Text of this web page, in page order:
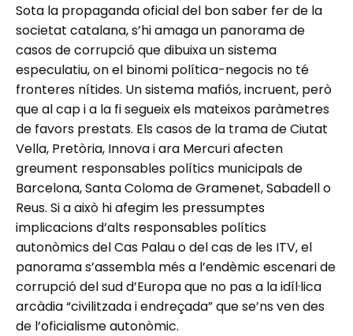
Sota la propaganda oficial del bon saber fer de la
societat catalana, s’hi amaga un panorama de
casos de corrupció que dibuixa un sistema
especulatiu, on el binomi política-negocis no té
fronteres nítides. Un sistema mafiós, incruent, però
que al cap i a la fi segueix els mateixos paràmetres
de favors prestats. Els casos de la trama de Ciutat
Vella, Pretòria, Innova i ara Mercuri afecten
greument responsables polítics municipals de
Barcelona, Santa Coloma de Gramenet, Sabadell o
Reus. Si a això hi afegim les pressumptes
implicacions d’alts responsables polítics
autonòmics del Cas Palau o del cas de les ITV, el
panorama s’assembla més a l’endèmic escenari de
corrupció del sud d’Europa que no pas a la idíl·lica
arcàdia “civilitzada i endreçada” que se’ns ven des
de l’oficialisme autonòmic.